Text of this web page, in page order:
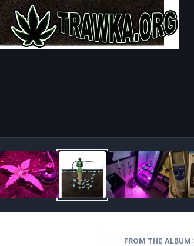
FROM THE ALBUM: